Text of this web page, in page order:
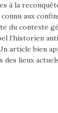
à la
aux
du contexte
l’historien
article bien
des lieux